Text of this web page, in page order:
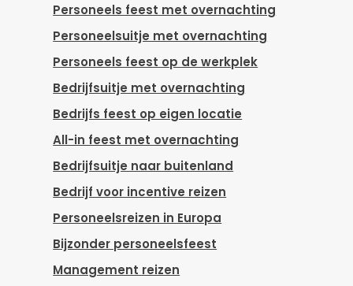
Personeels feest met overnachting
Personeelsuitje met overnachting
Personeels feest op de werkplek
Bedrijfsuitje met overnachting
Bedrijfs feest op eigen locatie
All-in feest met overnachting
Bedrijfsuitje naar buitenland
Bedrijf voor incentive reizen
Personeelsreizen in Europa
Bijzonder personeelsfeest
Management reizen